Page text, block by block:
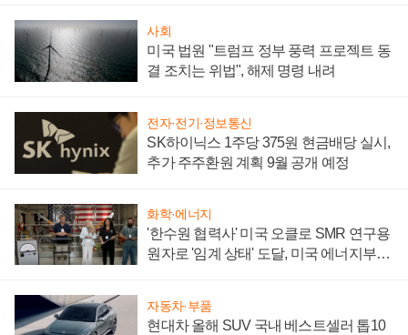
사회
미국 법원 "트럼프 정부 풍력 프로젝트 동
결 조치는 위법", 해제 명령 내려
전자·전기·정보통신
SK하이닉스 1주당 375원 현금배당 실시,
추가 주주환원 계획 9월 공개 예정
화학·에너지
'한수원 협력사' 미국 오클로 SMR 연구용
원자로 '임계 상태' 도달, 미국 에너지부
자동차·부품
현대차 올해 SUV 국내 베스트셀러 톱10